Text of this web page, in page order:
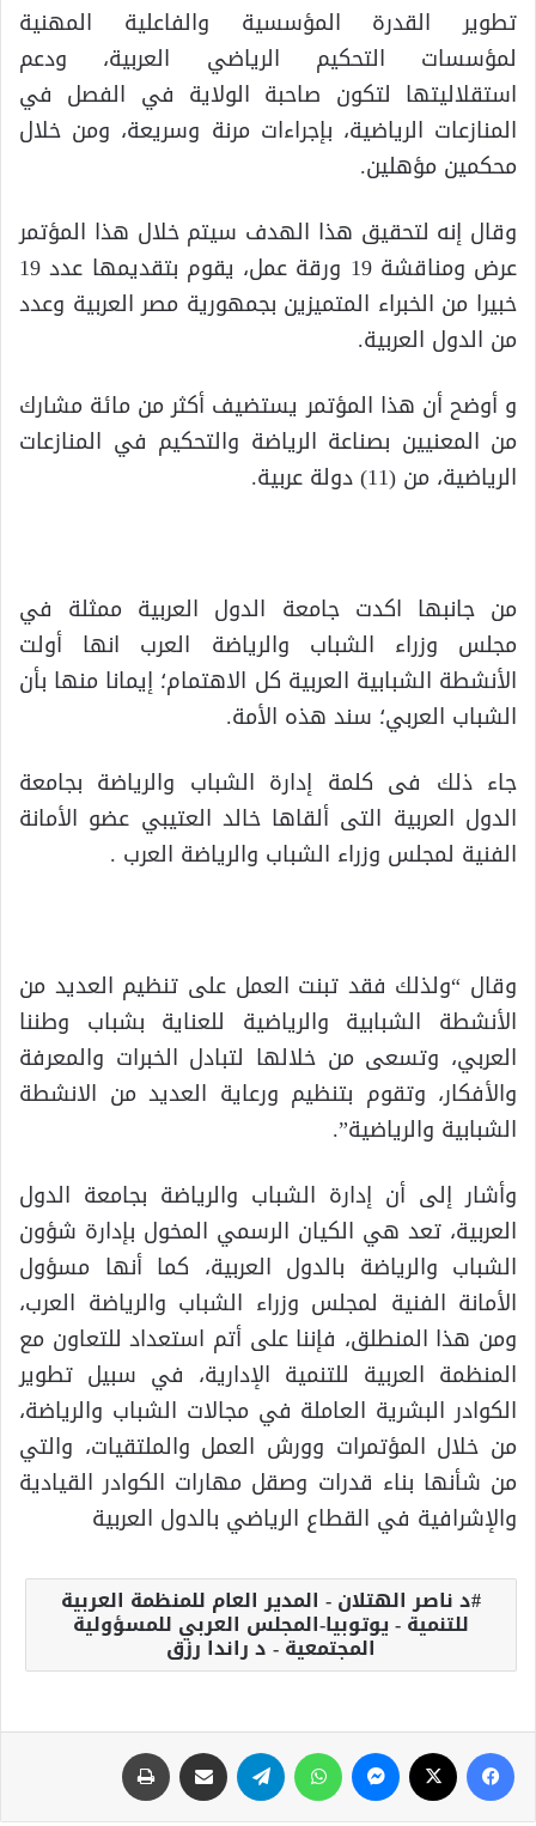
تطوير القدرة المؤسسية والفاعلية المهنية
لمؤسسات التحكيم الرياضي العربية، ودعم
استقلاليتها لتكون صاحبة الولاية في الفصل في
المنازعات الرياضية، بإجراءات مرنة وسريعة، ومن خلال
محكمين مؤهلين.
وقال إنه لتحقيق هذا الهدف سيتم خلال هذا المؤتمر
عرض ومناقشة 19 ورقة عمل، يقوم بتقديمها عدد 19
خبيرا من الخبراء المتميزين بجمهورية مصر العربية وعدد
من الدول العربية.
و أوضح أن هذا المؤتمر يستضيف أكثر من مائة مشارك
من المعنيين بصناعة الرياضة والتحكيم في المنازعات
الرياضية، من (11) دولة عربية.
من جانبها اكدت جامعة الدول العربية ممثلة في
مجلس وزراء الشباب والرياضة العرب انها أولت
الأنشطة الشبابية العربية كل الاهتمام؛ إيمانا منها بأن
الشباب العربي؛ سند هذه الأمة.
جاء ذلك فى كلمة إدارة الشباب والرياضة بجامعة
الدول العربية التى ألقاها خالد العتيبي عضو الأمانة
الفنية لمجلس وزراء الشباب والرياضة العرب .
وقال “ولذلك فقد تبنت العمل على تنظيم العديد من
الأنشطة الشبابية والرياضية للعناية بشباب وطننا
العربي، وتسعى من خلالها لتبادل الخبرات والمعرفة
والأفكار، وتقوم بتنظيم ورعاية العديد من الانشطة
الشبابية والرياضية”.
وأشار إلى أن إدارة الشباب والرياضة بجامعة الدول
العربية، تعد هي الكيان الرسمي المخول بإدارة شؤون
الشباب والرياضة بالدول العربية، كما أنها مسؤول
الأمانة الفنية لمجلس وزراء الشباب والرياضة العرب،
ومن هذا المنطلق، فإننا على أتم استعداد للتعاون مع
المنظمة العربية للتنمية الإدارية، في سبيل تطوير
الكوادر البشرية العاملة في مجالات الشباب والرياضة،
من خلال المؤتمرات وورش العمل والملتقيات، والتي
من شأنها بناء قدرات وصقل مهارات الكوادر القيادية
والإشرافية في القطاع الرياضي بالدول العربية
د ناصر الهتلان - المدير العام للمنظمة العربية
للتنمية - يوتوبيا-المجلس العربي للمسؤولية
المجتمعية - د راندا رزق